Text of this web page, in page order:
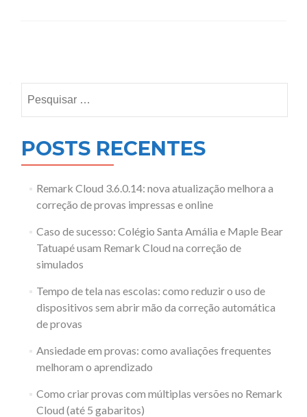
navigation
por:
POSTS RECENTES
Remark Cloud 3.6.0.14: nova atualização melhora a
correção de provas impressas e online
Caso de sucesso: Colégio Santa Amália e Maple Bear
Tatuapé usam Remark Cloud na correção de
simulados
Tempo de tela nas escolas: como reduzir o uso de
dispositivos sem abrir mão da correção automática
de provas
Ansiedade em provas: como avaliações frequentes
melhoram o aprendizado
Como criar provas com múltiplas versões no Remark
Cloud (até 5 gabaritos)